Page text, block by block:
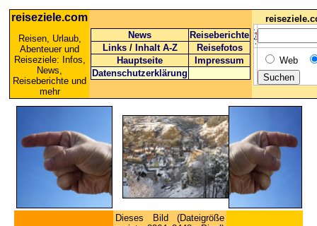
reiseziele.com
Reisen, Urlaub,
Abenteuer und
Reiseziele: Infos,
News,
Reiseberichte und
mehr
News
Reiseberichte
Links / Inhalt A-Z
Reisefotos
Hauptseite
Impressum
Datenschutzerklärung
Web
Dieses Bild (Dateigröße